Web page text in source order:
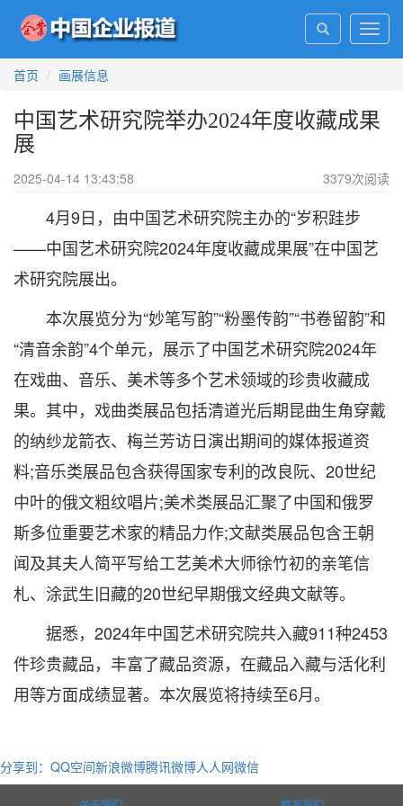
首页
画展信息
中国艺术研究院举办2024年度收藏成果
展
2025-04-14 13:43:58 3379次阅读
4月9日，由中国艺术研究院主办的“岁积跬步
——中国艺术研究院2024年度收藏成果展”在中国艺
术研究院展出。
本次展览分为“妙笔写韵”“粉墨传韵”“书卷留韵”和
“清音余韵”4个单元，展示了中国艺术研究院2024年
在戏曲、音乐、美术等多个艺术领域的珍贵收藏成
果。其中，戏曲类展品包括清道光后期昆曲生角穿戴
的纳纱龙箭衣、梅兰芳访日演出期间的媒体报道资
料;音乐类展品包含获得国家专利的改良阮、20世纪
中叶的俄文粗纹唱片;美术类展品汇聚了中国和俄罗
斯多位重要艺术家的精品力作;文献类展品包含王朝
闻及其夫人简平写给工艺美术大师徐竹初的亲笔信
札、涂武生旧藏的20世纪早期俄文经典文献等。
据悉，2024年中国艺术研究院共入藏911种2453
件珍贵藏品，丰富了藏品资源，在藏品入藏与活化利
用等方面成绩显著。本次展览将持续至6月。
分享到： QQ空间新浪微博腾讯微博人人网微信